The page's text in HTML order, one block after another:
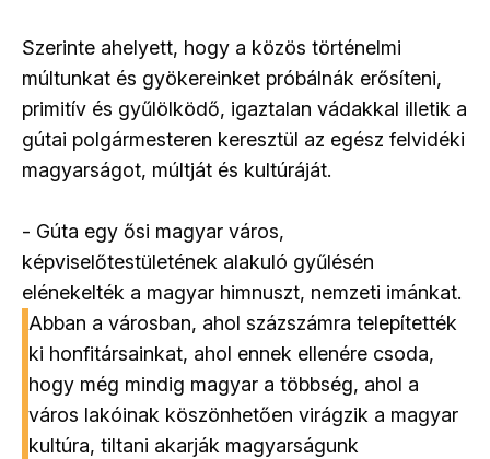
Szerinte ahelyett, hogy a közös történelmi
múltunkat és gyökereinket próbálnák erősíteni,
primitív és gyűlölködő, igaztalan vádakkal illetik a
gútai polgármesteren keresztül az egész felvidéki
magyarságot, múltját és kultúráját.
- Gúta egy ősi magyar város,
képviselőtestületének alakuló gyűlésén
elénekelték a magyar himnuszt, nemzeti imánkat.
Abban a városban, ahol százszámra telepítették
ki honfitársainkat, ahol ennek ellenére csoda,
hogy még mindig magyar a többség, ahol a
város lakóinak köszönhetően virágzik a magyar
kultúra, tiltani akarják magyarságunk